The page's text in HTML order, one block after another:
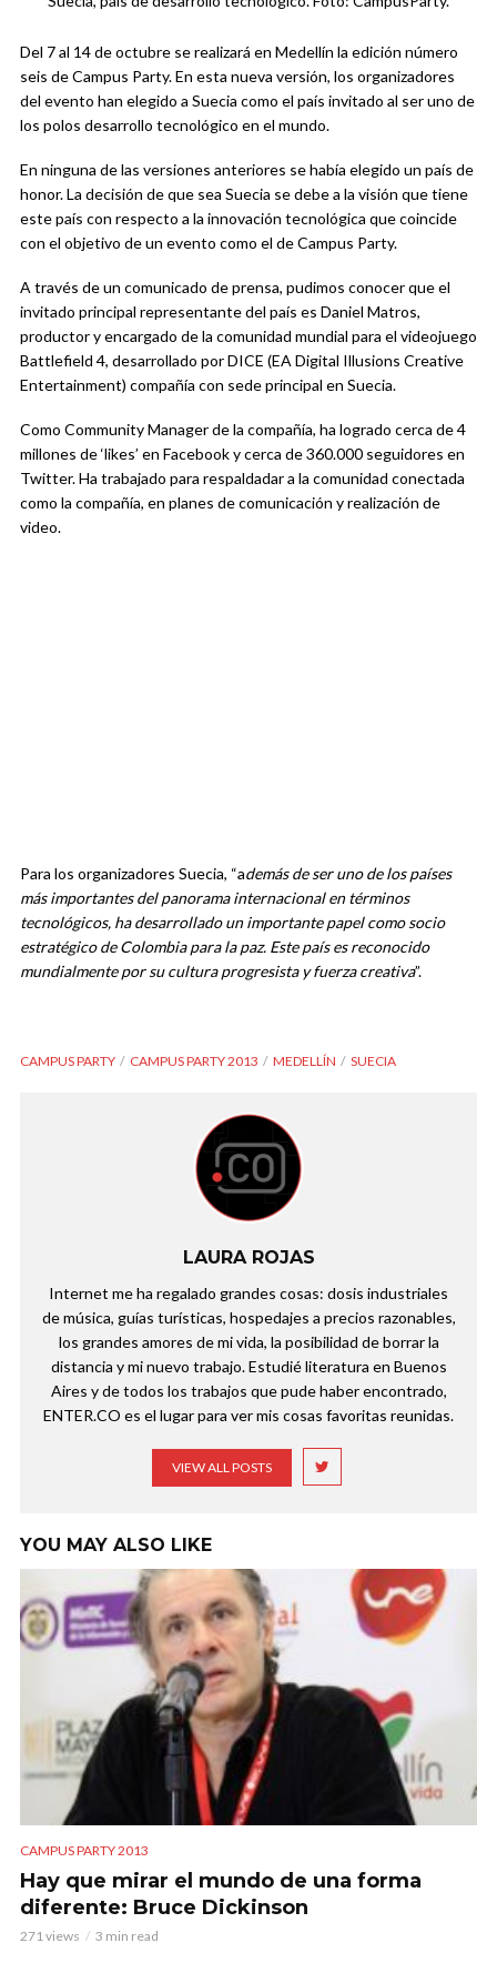
Del 7 al 14 de octubre se realizará en Medellín la edición número
seis de Campus Party. En esta nueva versión, los organizadores
del evento han elegido a Suecia como el país invitado al ser uno de
los polos desarrollo tecnológico en el mundo.
En ninguna de las versiones anteriores se había elegido un país de
honor. La decisión de que sea Suecia se debe a la visión que tiene
este país con respecto a la innovación tecnológica que coincide
con el objetivo de un evento como el de Campus Party.
A través de un comunicado de prensa, pudimos conocer que el
invitado principal representante del país es Daniel Matros,
productor y encargado de la comunidad mundial para el videojuego
Battlefield 4, desarrollado por DICE (EA Digital Illusions Creative
Entertainment) compañía con sede principal en Suecia.
Como Community Manager de la compañía, ha logrado cerca de 4
millones de ‘likes’ en Facebook y cerca de 360.000 seguidores en
Twitter. Ha trabajado para respaldadar a la comunidad conectada
como la compañía, en planes de comunicación y realización de
video.
Para los organizadores Suecia, “además de ser uno de los países
más importantes del panorama internacional en términos
tecnológicos, ha desarrollado un importante papel como socio
estratégico de Colombia para la paz. Este país es reconocido
mundialmente por su cultura progresista y fuerza creativa”.
CAMPUS PARTY CAMPUS PARTY 2013 MEDELLÍN SUECIA
LAURA ROJAS
Internet me ha regalado grandes cosas: dosis industriales
de música, guías turísticas, hospedajes a precios razonables,
los grandes amores de mi vida, la posibilidad de borrar la
distancia y mi nuevo trabajo. Estudié literatura en Buenos
Aires y de todos los trabajos que pude haber encontrado,
ENTER.CO es el lugar para ver mis cosas favoritas reunidas.
VIEW ALL POSTS
YOU MAY ALSO LIKE
CAMPUS PARTY 2013
Hay que mirar el mundo de una forma
diferente: Bruce Dickinson
271 views 3 min read